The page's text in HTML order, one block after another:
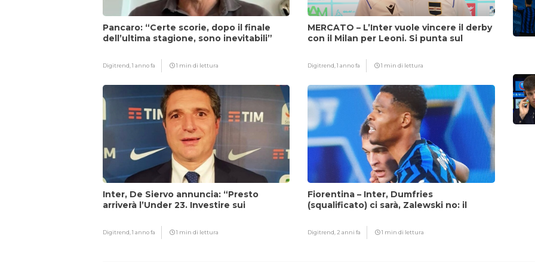
Pancaro: “Certe scorie, dopo il finale
dell’ultima stagione, sono inevitabili”
Digitrend,1 anno fa 1 min di lettura
MERCATO – L’Inter vuole vincere il derby
con il Milan per Leoni. Si punta sul
Digitrend,1 anno fa 1 min di lettura
Inter, De Siervo annuncia: “Presto
arriverà l’Under 23. Investire sui
Digitrend,1 anno fa 1 min di lettura
Fiorentina – Inter, Dumfries
(squalificato) ci sarà, Zalewski no: il
Digitrend,2 anni fa 1 min di lettura